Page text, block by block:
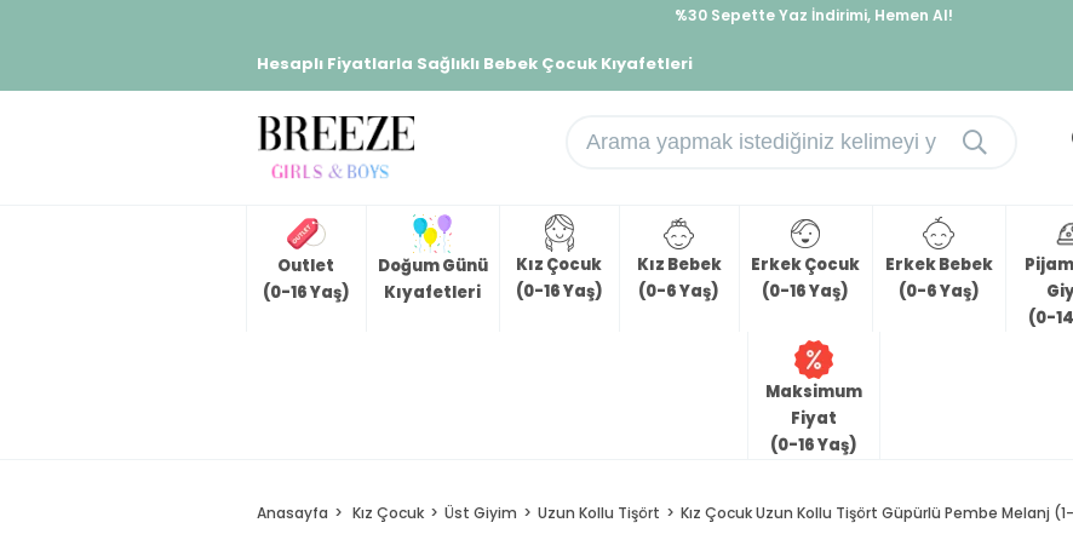
%30 Sepette Yaz İndirimi, Hemen Al!
Hesaplı Fiyatlarla Sağlıklı Bebek Çocuk Kıyafetleri
Outlet
(0-16 Yaş)
Doğum Günü
Kıyafetleri
Kız Çocuk
(0-16 Yaş)
Kız Bebek
(0-6 Yaş)
Erkek Çocuk
(0-16 Yaş)
Erkek Bebek
(0-6 Yaş)
(0-
Maksimum
Fiyat
(0-16 Yaş)
Anasayfa Kız Çocuk Üst Giyim Uzun Kollu Tişört Kız Çocuk Uzun Kollu Tişört Güpürlü Pembe Melanj